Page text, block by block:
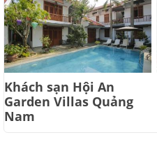
Khách sạn Hội An
Garden Villas Quảng
Nam